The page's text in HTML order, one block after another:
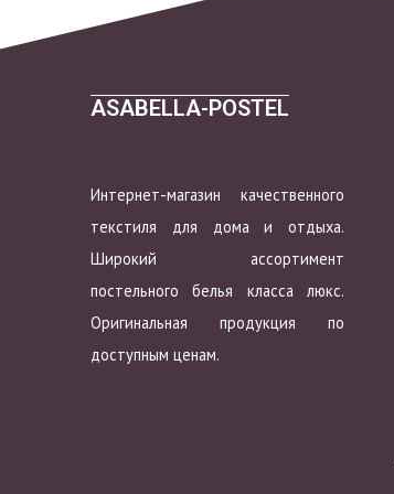
ASABELLA-POSTEL
Интернет-магазин качественного
текстиля для дома и отдыха.
Широкий ассортимент
постельного белья класса люкс.
Оригинальная продукция по
доступным ценам.